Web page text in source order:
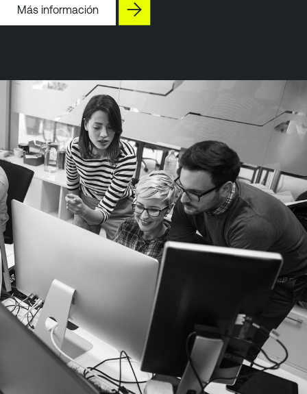
Más información